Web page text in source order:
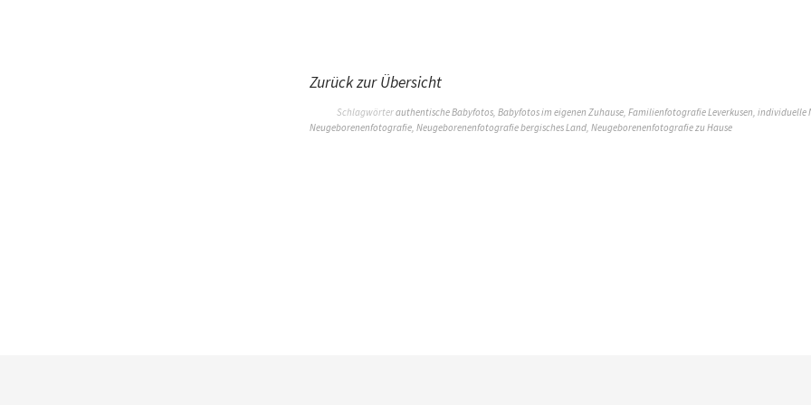
Zurück zur Übersicht
Schlagwörterauthentische Babyfotos, Babyfotos im eigenen Zuhause, Familienfotografie Leverkusen, individuelle
Neugeborenenfotografie, Neugeborenenfotografie bergisches Land, Neugeborenenfotografie zu Hause